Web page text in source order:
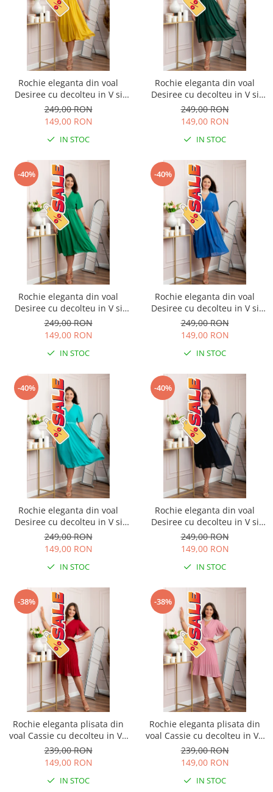
Rochie eleganta din voal
Desiree cu decolteu in V si
curea - Galben
249,00 RON
149,00 RON
IN STOC
Rochie eleganta din voal
Desiree cu decolteu in V si
curea - Verde
249,00 RON
149,00 RON
IN STOC
-40%
Rochie eleganta din voal
Desiree cu decolteu in V si
curea - Verde smarald
249,00 RON
149,00 RON
IN STOC
-40%
Rochie eleganta din voal
Desiree cu decolteu in V si
curea - Albastru regal
249,00 RON
149,00 RON
IN STOC
-40%
Rochie eleganta din voal
Desiree cu decolteu in V si
curea - Turcoaz aqua
249,00 RON
149,00 RON
IN STOC
-40%
Rochie eleganta din voal
Desiree cu decolteu in V si
curea - Bleumarin
249,00 RON
149,00 RON
IN STOC
-38%
Rochie eleganta plisata din
voal Cassie cu decolteu in V -
Grena
239,00 RON
149,00 RON
IN STOC
-38%
Rochie eleganta plisata din
voal Cassie cu decolteu in V -
Roz
239,00 RON
149,00 RON
IN STOC